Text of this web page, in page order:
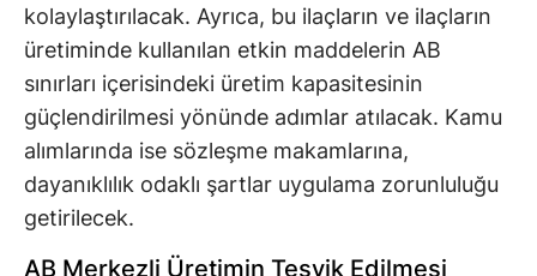
kolaylaştırılacak. Ayrıca, bu ilaçların ve ilaçların
üretiminde kullanılan etkin maddelerin AB
sınırları içerisindeki üretim kapasitesinin
güçlendirilmesi yönünde adımlar atılacak. Kamu
alımlarında ise sözleşme makamlarına,
dayanıklılık odaklı şartlar uygulama zorunluluğu
getirilecek.
AB Merkezli Üretimin Teşvik Edilmesi